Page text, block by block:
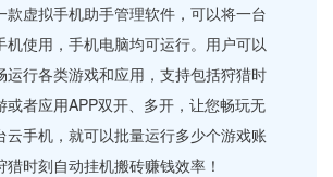
款虚拟手机助手管理软件，可以将一台
机使用，手机电脑均可运行。用户可以
运行各类游戏和应用，支持包括狩猎时
或者应用APP双开、多开，让您畅玩无
云手机，就可以批量运行多少个游戏账
时刻自动挂机搬砖赚钱效率！